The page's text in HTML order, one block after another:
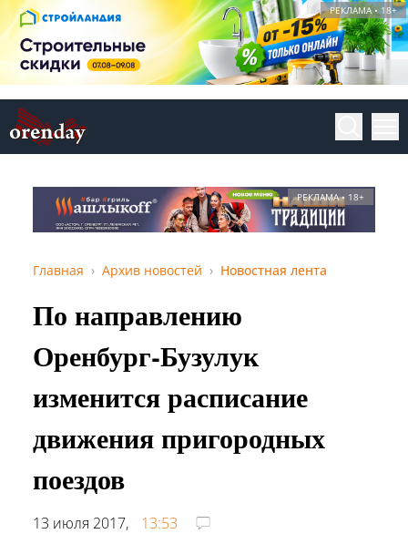
РЕКЛАМА • 18+
РЕКЛАМА • 18+
Главная Архив новостей Новостная лента
По направлению
Оренбург-Бузулук
изменится расписание
движения пригородных
поездов
13 июля 2017,
13:53